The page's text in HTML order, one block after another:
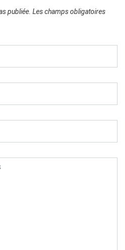
publiée. Les champs obligatoires